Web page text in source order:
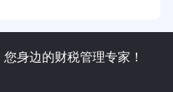
您身边的财税管理专家！